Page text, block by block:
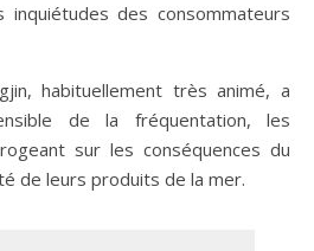
des consommateurs
habituellement très animé, a
de la fréquentation, les
sur les conséquences du
de leurs produits de la mer.